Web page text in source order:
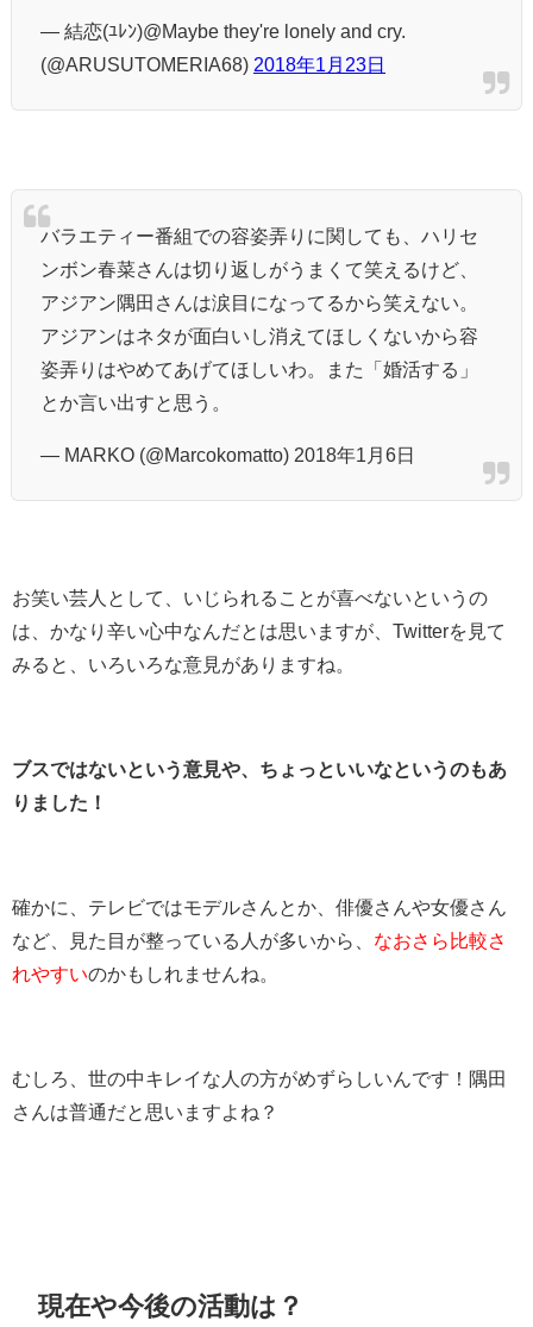
— 結恋(ﾕﾚﾝ)@Maybe they're lonely and cry.
(@ARUSUTOMERIA68) 2018年1月23日
バラエティー番組での容姿弄りに関しても、ハリセ
ンボン春菜さんは切り返しがうまくて笑えるけど、
アジアン隅田さんは涙目になってるから笑えない。
アジアンはネタが面白いし消えてほしくないから容
姿弄りはやめてあげてほしいわ。また「婚活する」
とか言い出すと思う。
— MARKO (@Marcokomatto) 2018年1月6日
お笑い芸人として、いじられることが喜べないというの
は、かなり辛い心中なんだとは思いますが、Twitterを見て
みると、いろいろな意見がありますね。
ブスではないという意見や、ちょっといいなというのもあ
りました！
確かに、テレビではモデルさんとか、俳優さんや女優さん
など、見た目が整っている人が多いから、 なおさら比較さ
れやすいのかもしれませんね。
むしろ、世の中キレイな人の方がめずらしいんです！隅田
さんは普通だと思いますよね？
現在や今後の活動は？